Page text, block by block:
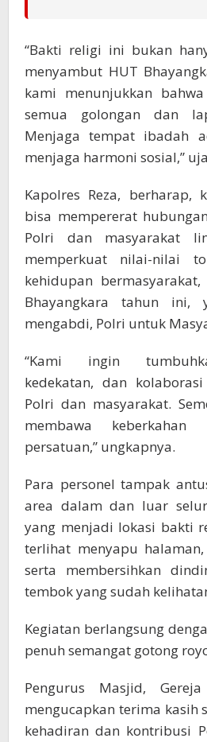
“Bakti religi ini bukan
menyambut HUT
kami menunjukkan
semua golongan dan
Menjaga tempat ibadah
menjaga harmoni sosial,”
Kapolres Reza, berharap,
bisa mempererat
Polri dan masyarakat
memperkuat nilai-nilai
kehidupan
Bhayangkara tahun ini,
mengabdi, Polri untuk
“Kami ingin
kedekatan, dan
Polri dan masyarakat.
membawa keberkahan
persatuan,” ungkapnya.
Para personel tampak
area dalam dan luar
yang menjadi lokasi bakti
terlihat menyapu
serta membersihkan
tembok yang sudah
Kegiatan berlangsung
penuh semangat gotong
Pengurus Masjid,
mengucapkan terima kasih
kehadiran dan kontribusi